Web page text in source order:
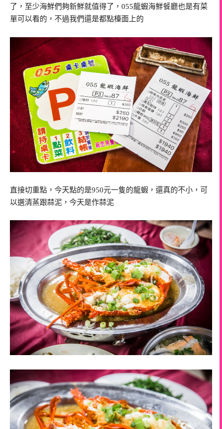
了，至少海鮮們夠新鮮就值得了，055龍蝦海鮮餐廳也是有菜
單可以看的，不過我們還是都點檯面上的
直接切重點，今天點的是950元一隻的龍蝦，還真的不小，可
以選清蒸跟蒜泥，今天是作蒜泥